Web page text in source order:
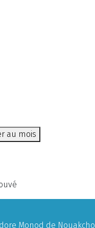
au mois
Monod de